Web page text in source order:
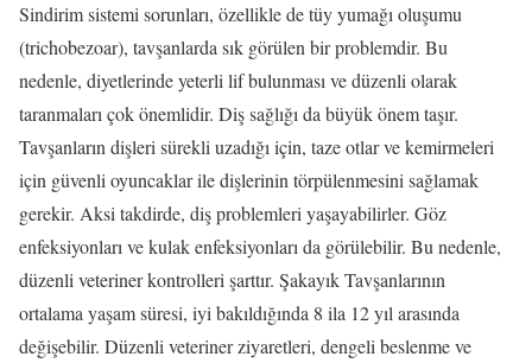
Sindirim sistemi sorunları, özellikle de tüy yumağı oluşumu
(trichobezoar), tavşanlarda sık görülen bir problemdir. Bu
nedenle, diyetlerinde yeterli lif bulunması ve düzenli olarak
taranmaları çok önemlidir. Diş sağlığı da büyük önem taşır.
Tavşanların dişleri sürekli uzadığı için, taze otlar ve kemirmeleri
için güvenli oyuncaklar ile dişlerinin törpülenmesini sağlamak
gerekir. Aksi takdirde, diş problemleri yaşayabilirler. Göz
enfeksiyonları ve kulak enfeksiyonları da görülebilir. Bu nedenle,
düzenli veteriner kontrolleri şarttır. Şakayık Tavşanlarının
ortalama yaşam süresi, iyi bakıldığında 8 ila 12 yıl arasında
değişebilir. Düzenli veteriner ziyaretleri, dengeli beslenme ve